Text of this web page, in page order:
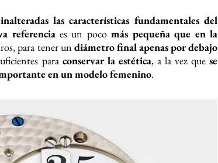
las características fundamentales del
referenciaes un pocomás pequeña que en la
para tener un diámetro final apenas por debajo
para conservar la estética, a la vez que se
en un modelo femenino.